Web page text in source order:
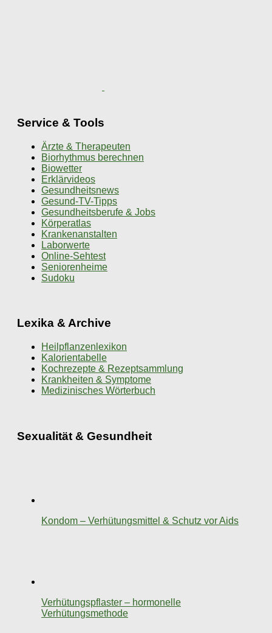
Service & Tools
Ärzte & Therapeuten
Biorhythmus berechnen
Biowetter
Erklärvideos
Gesundheitsnews
Gesund-TV-Tipps
Gesundheitsberufe & Jobs
Körperatlas
Krankenanstalten
Laborwerte
Online-Sehtest
Seniorenheime
Sudoku
Lexika & Archive
Heilpflanzenlexikon
Kalorientabelle
Kochrezepte & Rezeptsammlung
Krankheiten & Symptome
Medizinisches Wörterbuch
Sexualität & Gesundheit
Kondom – Verhütungsmittel & Schutz vor Aids
Verhütungspflaster – hormonelle
Verhütungsmethode